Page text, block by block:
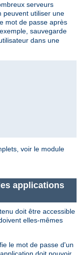
serveurs
peuvent utiliser une
mot de passe après
sauvegarde
dans une
voir le module
applications
doit être accessible
elles-mêmes
le mot de passe d'un